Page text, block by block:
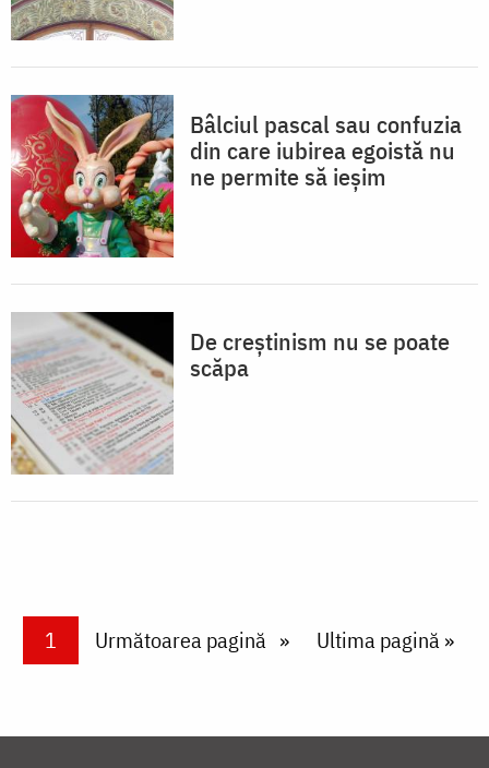
Bâlciul pascal sau confuzia
din care iubirea egoistă nu
ne permite să ieșim
De creștinism nu se poate
scăpa
PaginareCurrent page
1 Next page
Următoarea pagină Last page
Ultima pagină »